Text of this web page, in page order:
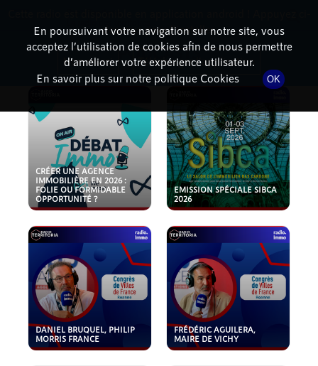
PODCASTS
CRÉER UNE AGENCE
IMMOBILIÈRE EN 2026 :
FOLIE OU FORMIDABLE
OPPORTUNITÉ ?
EMISSION SPÉCIALE SIBCA
2026
DANIEL BRUQUEL, PHILIP
MORRIS FRANCE
FRÉDÉRIC AGUILERA,
MAIRE DE VICHY
En poursuivant votre navigation sur notre site, vous
acceptez l’utilisation de cookies afin de nous permettre
d’améliorer votre expérience utilisateur.
En savoir plus sur notre politique Cookies
OK
dessous pour l'installer.
Non merci Télécharger l'application